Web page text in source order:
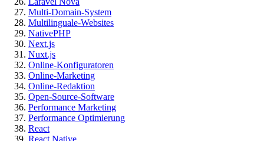
Multi-Domain-System
Multilinguale-Websites
NativePHP
Next.js
Nuxt.js
Online-Konfiguratoren
Online-Marketing
Online-Redaktion
Open-Source-Software
Performance Marketing
Performance Optimierung
React
React Native